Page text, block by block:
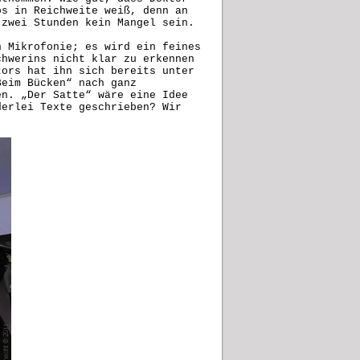
in Reichweite weiß, denn an
Stunden kein Mangel sein.
Mikrofonie; es wird ein feines
nicht klar zu erkennen
hat ihn sich bereits unter
Bücken“ nach ganz
„Der Satte“ wäre eine Idee
Texte geschrieben? Wir